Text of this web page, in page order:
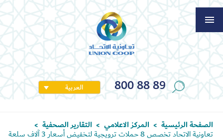
800 88 89 العربية
الصفحة الرئيسية > المركز الاعلامي > التقارير الصحفية >
تعاونية الاتحاد تخصص 8 حملات ترويجية لتخفيض أسعار 3 آلاف سلعة